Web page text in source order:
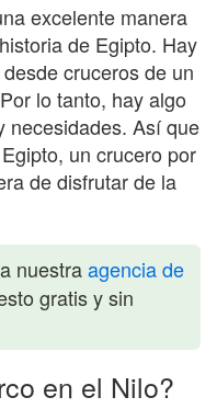
excelente manera
de Egipto. Hay
cruceros de un
lo tanto, hay algo
necesidades. Así que
un crucero por
de disfrutar de la
nuestraagencia de
gratis y sin
en el Nilo?